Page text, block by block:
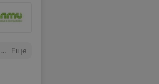
Еще